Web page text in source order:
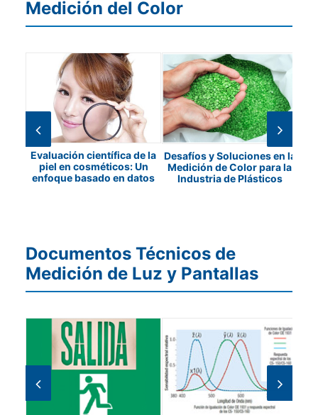
Medición del Color
Evaluación científica de la
piel en cosméticos: Un
enfoque basado en datos
Desafíos y Soluciones en la
Medición de Color para la
Industria de Plásticos
Documentos Técnicos de
Medición de Luz y Pantallas